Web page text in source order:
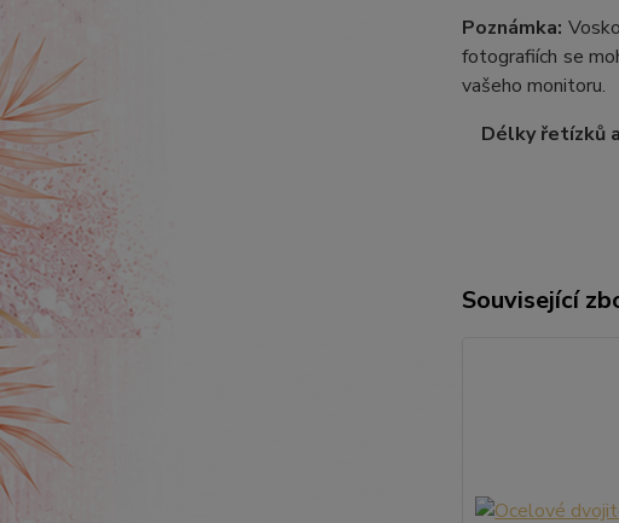
Poznámka:
fotografiích se
vašeho monitoru.
Délky řetízků
Související